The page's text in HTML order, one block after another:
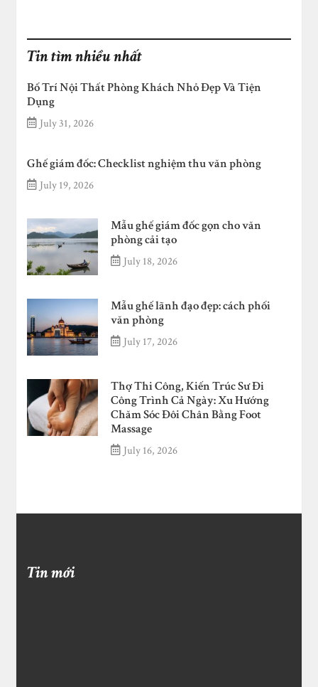
Tin tìm nhiều nhất
Bố Trí Nội Thất Phòng Khách Nhỏ Đẹp Và Tiện
Dụng
July 31, 2026
Ghế giám đốc: Checklist nghiệm thu văn phòng
July 19, 2026
Mẫu ghế giám đốc gọn cho văn
phòng cải tạo
July 18, 2026
Mẫu ghế lãnh đạo đẹp: cách phối
văn phòng
July 17, 2026
Thợ Thi Công, Kiến Trúc Sư Đi
Công Trình Cả Ngày: Xu Hướng
Chăm Sóc Đôi Chân Bằng Foot
Massage
July 16, 2026
Tin mới